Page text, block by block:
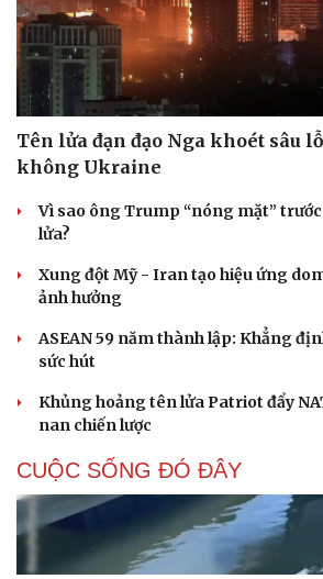
Tên lửa đạn đạo Nga khoét sâu
không Ukraine
Vì sao ông Trump “nóng mặt”
lửa?
Xung đột Mỹ - Iran tạo hiệu ứng
ảnh hưởng
ASEAN 59 năm thành lập: Khẳng
sức hút
Khủng hoảng tên lửa Patriot đẩy
nan chiến lược
CUỘC SỐNG ĐÓ ĐÂY